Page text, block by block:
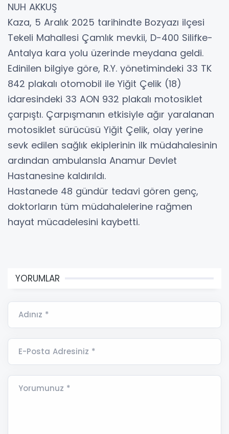
NUH AKKUŞ
Kaza, 5 Aralık 2025 tarihindte Bozyazı ilçesi
Tekeli Mahallesi Çamlık mevkii, D-400 Silifke-
Antalya kara yolu üzerinde meydana geldi.
Edinilen bilgiye göre, R.Y. yönetimindeki 33 TK
842 plakalı otomobil ile Yiğit Çelik (18)
idaresindeki 33 AON 932 plakalı motosiklet
çarpıştı. Çarpışmanın etkisiyle ağır yaralanan
motosiklet sürücüsü Yiğit Çelik, olay yerine
sevk edilen sağlık ekiplerinin ilk müdahalesinin
ardından ambulansla Anamur Devlet
Hastanesine kaldırıldı.
Hastanede 48 gündür tedavi gören genç,
doktorların tüm müdahalelerine rağmen
hayat mücadelesini kaybetti.
YORUMLAR
Adınız *
E-Posta Adresiniz *
Yorumunuz *